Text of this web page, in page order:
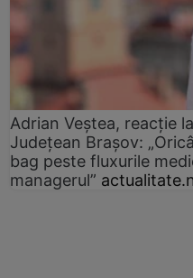
Adrian Veștea, reacție
Județean Brașov:
bag peste fluxurile
managerul”